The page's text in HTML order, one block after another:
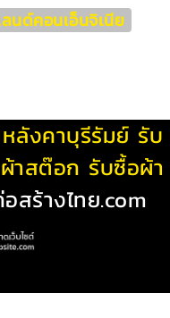
นด์คอนเอ็นจิเนีย
ลังคาบุรีรัมย์ รับ
าสต๊อก รับซื้อผ้า
สร้างไทย.com